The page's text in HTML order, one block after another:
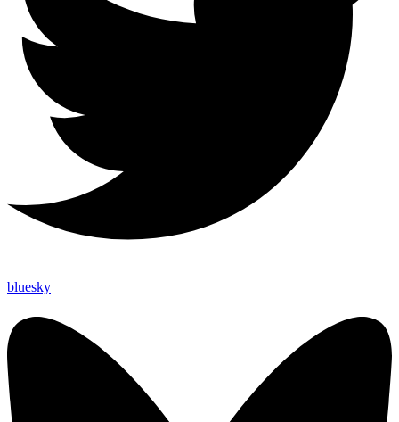
bluesky